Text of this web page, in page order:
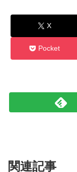
X
Pocket
関連記事